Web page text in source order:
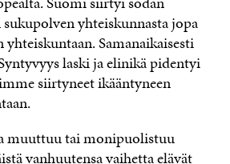
sukupolven yhteiskunnasta jopa
Samanaikaisesti
laski ja elinikä pidentyi
siirtyneet ikääntyneen
muuttuu tai monipuolistuu
vanhuutensa vaihetta elävät